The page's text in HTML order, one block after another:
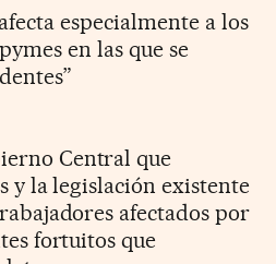
especialmente a los
en las que se
Central que
y la legislación existente
afectados por
fortuitos que